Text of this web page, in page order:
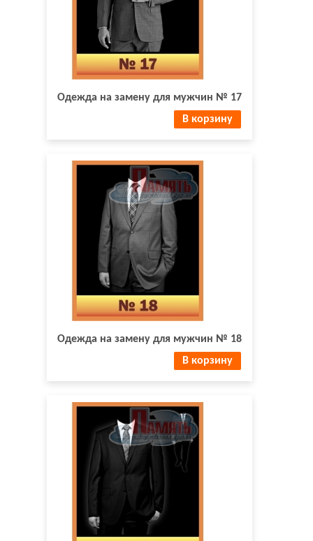
Одежда на замену для мужчин № 17
В корзину
Одежда на замену для мужчин № 18
В корзину